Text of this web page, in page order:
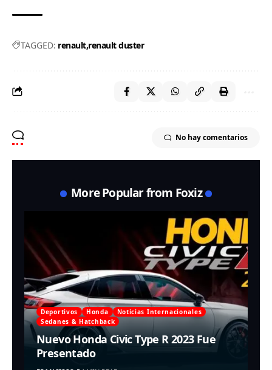
TAGGED: renault renault duster
No hay comentarios
More Popular from Foxiz
Deportivos Honda
Noticias Internacionales
Sedanes & Hatchback
Nuevo Honda Civic Type R 2023 Fue
Presentado